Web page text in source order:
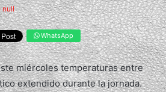
null
WhatsApp
miércoles temperaturas entre
extendido durante la jornada.